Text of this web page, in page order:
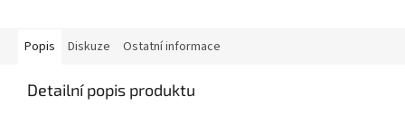
Popis Diskuze Ostatní informace
Detailní popis produktu